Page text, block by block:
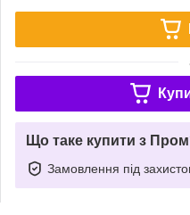
Що таке купити з
Замовлення під